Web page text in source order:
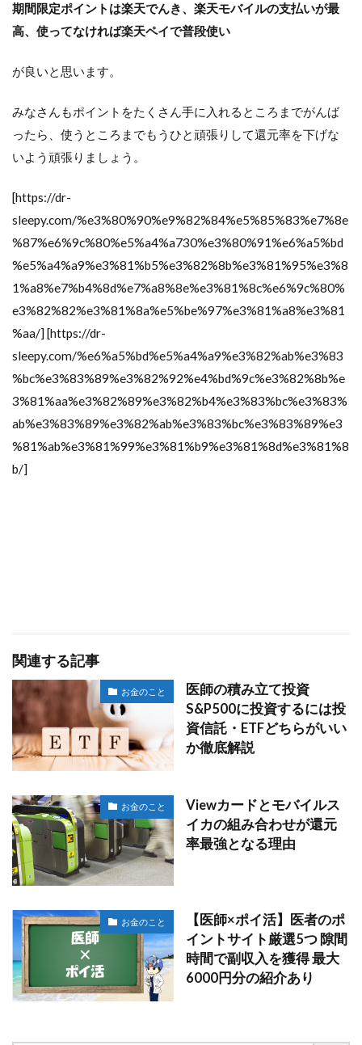
期間限定ポイントは楽天でんき、楽天モバイルの支払いが最
高、使ってなければ楽天ペイで普段使い
が良いと思います。
みなさんもポイントをたくさん手に入れるところまでがんば
ったら、使うところまでもうひと頑張りして還元率を下げな
いよう頑張りましょう。
[https://dr-
sleepy.com/%e3%80%90%e9%82%84%e5%85%83%e7%8e
%87%e6%9c%80%e5%a4%a730%e3%80%91%e6%a5%bd
%e5%a4%a9%e3%81%b5%e3%82%8b%e3%81%95%e3%8
1%a8%e7%b4%8d%e7%a8%8e%e3%81%8c%e6%9c%80%
e3%82%82%e3%81%8a%e5%be%97%e3%81%a8%e3%81
%aa/] [https://dr-
sleepy.com/%e6%a5%bd%e5%a4%a9%e3%82%ab%e3%83
%bc%e3%83%89%e3%82%92%e4%bd%9c%e3%82%8b%e
3%81%aa%e3%82%89%e3%82%b4%e3%83%bc%e3%83%
ab%e3%83%89%e3%82%ab%e3%83%bc%e3%83%89%e3
%81%ab%e3%81%99%e3%81%b9%e3%81%8d%e3%81%8
b/]
関連する記事
お金のこと
医師の積み立て投資
S&P500に投資するには投
資信託・ETFどちらがいい
か徹底解説
お金のこと
Viewカードとモバイルス
イカの組み合わせが還元
率最強となる理由
お金のこと
【医師×ポイ活】医者のポ
イントサイト厳選5つ 隙間
時間で副収入を獲得 最大
6000円分の紹介あり